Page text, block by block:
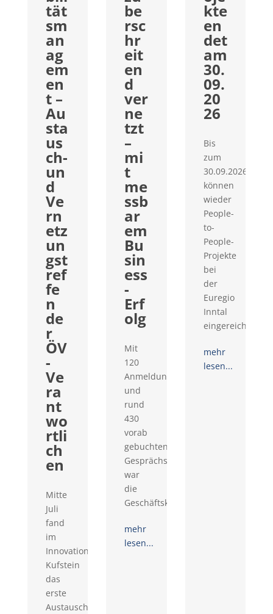
tät
sm
an
ag
em
en
t –
Au
sta
us
ch-
un
d
Ve
rn
etz
un
gst
ref
fe
n
de
r
ÖV
-
Ve
ra
nt
wo
rtli
ch
en
Mitte
Juli
fand
im
Innovationsraum
Kufstein
das
erste
Austausch-
be
rsc
hr
eit
en
d
ver
ne
tzt
–
mi
t
me
ssb
ar
em
Bu
sin
ess
-
Erf
olg
Mit
120
Anmeldungen
und
rund
430
vorab
gebuchten
Gesprächswünschen
war
die
Geschäftskontaktemesse...
mehr
lesen...
kte
en
det
am
30.
09.
20
26
Bis
zum
30.09.2026
können
wieder
People-
to-
People-
Projekte
bei
der
Euregio
Inntal
eingereicht...
mehr
lesen...